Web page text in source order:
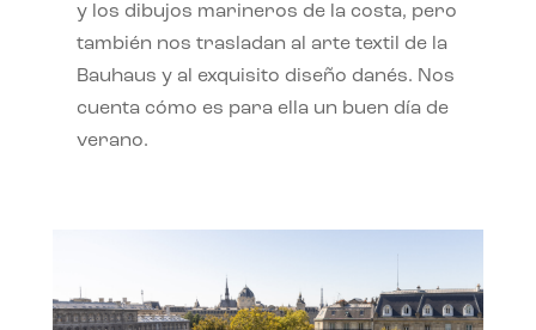
y los dibujos marineros de la costa, pero
también nos trasladan al arte textil de la
Bauhaus y al exquisito diseño danés. Nos
cuenta cómo es para ella un buen día de
verano.